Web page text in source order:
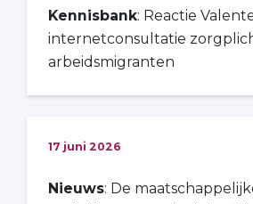
Kennisbank: Reactie
internetconsultatie
arbeidsmigranten
17 juni 2026
Nieuws: De